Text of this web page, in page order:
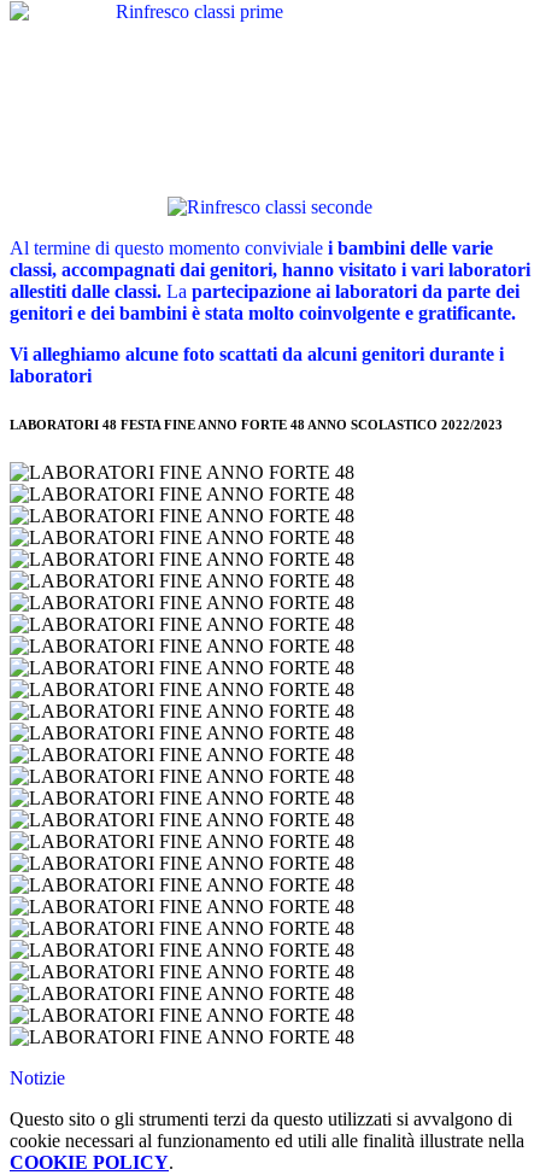
Al termine di questo momento conviviale i bambini delle varie
classi, accompagnati dai genitori, hanno visitato i vari laboratori
allestiti dalle classi. La partecipazione ai laboratori da parte dei
genitori e dei bambini è stata molto coinvolgente e gratificante.
Vi alleghiamo alcune foto scattati da alcuni genitori durante i
laboratori
LABORATORI 48 FESTA FINE ANNO FORTE 48 ANNO SCOLASTICO 2022/2023
Notizie
Questo sito o gli strumenti terzi da questo utilizzati si avvalgono di
cookie necessari al funzionamento ed utili alle finalità illustrate nella
COOKIE POLICY.